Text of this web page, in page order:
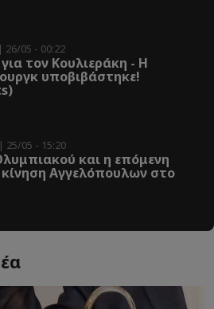
| 26/05 - 00:22
τον Κουλιεράκη - Η
υποβιβάστηκε!
| 25/05 - 15:20
και η επόμενη
Αγγελόπουλων στο